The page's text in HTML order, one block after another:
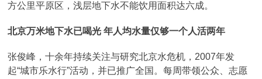
方公里平原区，浅层地下水不能饮用面积达六成。
北京万米地下水已喝光 年人均水量仅够一个人活两年
张俊峰，十余年持续关注与研究北京水危机，2007年发
起“城市乐水行”活动，并已推广全国。每周带领公众、志愿